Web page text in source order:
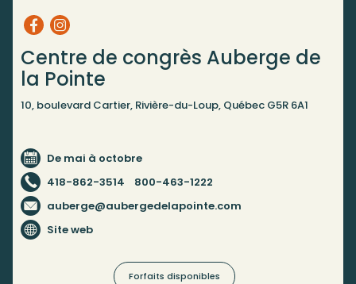
Centre de congrès Auberge de
la Pointe
10, boulevard Cartier, Rivière-du-Loup, Québec G5R 6A1
De mai à octobre
418-862-3514
800-463-1222
auberge@aubergedelapointe.com
Site web
Forfaits disponibles